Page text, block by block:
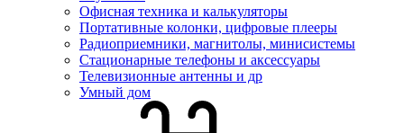
Офисная техника и калькуляторы
Портативные колонки, цифровые плееры
Радиоприемники, магнитолы, минисистемы
Стационарные телефоны и аксессуары
Телевизионные антенны и др
Умный дом